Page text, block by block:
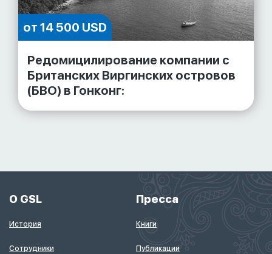
от 14 500 USD
Редомицилирование компании с
Британских Виргинских островов
(БВО) в Гонконг:
О GSL
История
Сотрудники
Пресса
Книги
Публикации